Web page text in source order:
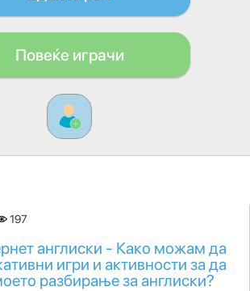
Повеќе играчи
197
англиски - Како можам да
игри и активности за да
разбирање за англиски?